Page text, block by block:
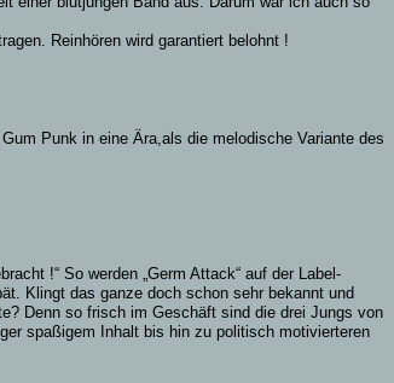
Reinhören wird garantiert belohnt !
Punk in eine Ära,als die melodische Variante des
!“ So werden „Germ Attack“ auf der Label-
Klingt das ganze doch schon sehr bekannt und
Denn so frisch im Geschäft sind die drei Jungs von
spaßigem Inhalt bis hin zu politisch motivierteren